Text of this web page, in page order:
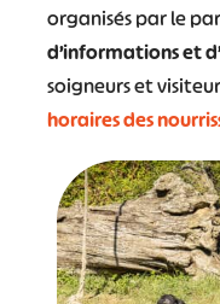
organisés par le
d’informations et
soigneurs et
horaires des